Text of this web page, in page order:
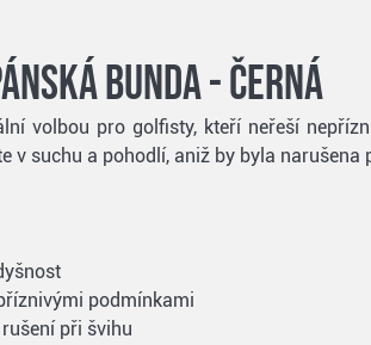
bunda - černá
volbou pro golfisty, kteří neřeší
v suchu a pohodlí, aniž by byla narušena
podmínkami
při švihu